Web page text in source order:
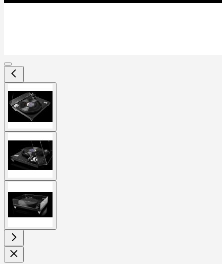
larger
image
image
larger
image